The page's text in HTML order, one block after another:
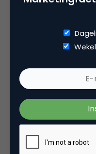
Maurice…. de
7 juni 2007 om 19:02